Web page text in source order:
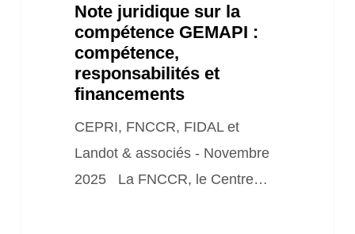
Note juridique sur la
compétence GEMAPI :
compétence,
responsabilités et
financements
CEPRI, FNCCR, FIDAL et
Landot & associés - Novembre
2025 La FNCCR, le Centre…